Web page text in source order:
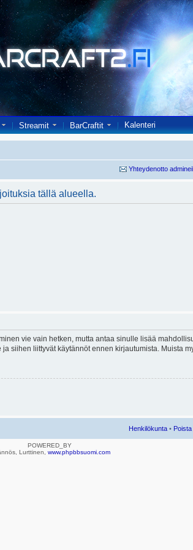
Streamit BarCraftit Kalenteri
Yhteydenotto
tällä alueella.
vie vain hetken, mutta antaa sinulle lisää
siihen liittyvät käytännöt ennen kirjautumista. Muista
Henkilökunta •
POWERED_BY
Lurttinen, www.phpbbsuomi.com